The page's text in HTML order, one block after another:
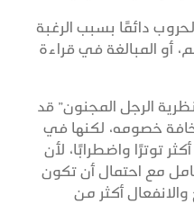
دائمًا بسبب الرغبة
أو المبالغة في قراءة
الرجل المجنون” قد
خصومه، لكنها في
توترًا واضطرابًا، لأن
مع احتمال أن تكون
والانفعال أكثر من